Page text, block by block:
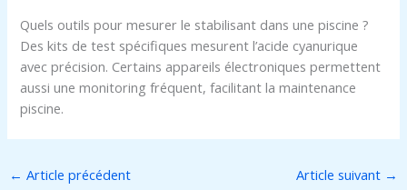
Quels outils pour mesurer le stabilisant dans une piscine ?
Des kits de test spécifiques mesurent l’acide cyanurique
avec précision. Certains appareils électroniques permettent
aussi une monitoring fréquent, facilitant la maintenance
piscine.
← Article précédent Article suivant →